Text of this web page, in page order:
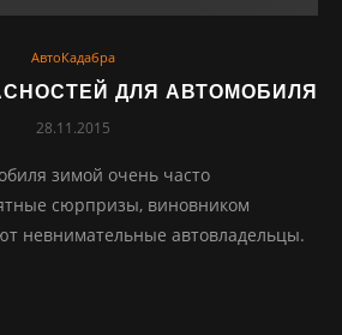
АвтоКадабра
ДЛЯ АВТОМОБИЛЯ
28.11.2015
зимой очень часто
сюрпризы, виновником
невнимательные автовладельцы.